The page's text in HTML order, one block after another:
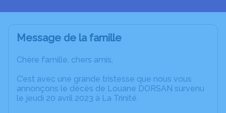
Message de la famille
Chère famille, chers amis,
C’est avec une grande tristesse que nous vous
annonçons le décès de Louane DORSAN survenu
le jeudi 20 avril 2023 à La Trinité.